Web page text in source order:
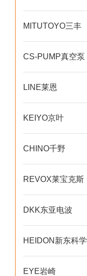
MITUTOYO三丰
CS-PUMP真空泵
LINE莱恩
KEIYO京叶
CHINO千野
REVOX莱宝克斯
DKK东亚电波
HEIDON新东科学
EYE岩崎